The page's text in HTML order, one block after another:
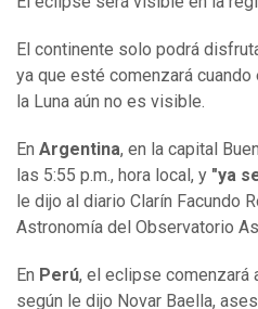
El continente solo podrá
ya que esté comenzará
la Luna aún no es visible.
En Argentina, en la capital
las 5:55 p.m., hora local, y "ya
le dijo al diario Clarín Facundo
Astronomía del Observatorio
En Perú, el eclipse comenzará
según le dijo Novar Baella,